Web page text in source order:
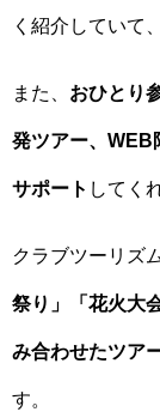
く紹介していて
また、 おひとり
発ツアー、WEB
サポート してく
クラブツーリズ
祭り」「花火大
み合わせたツア
す。